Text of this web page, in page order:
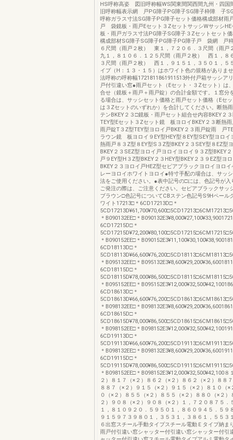
HS呼称高姿 図旧呼称幅WS関東間関西間九州・四国
旧呼称幅表示網 戸PG障子PG障子SG障子枠障 子
呼称ガラス寸法SG障子PG障子セット価格構成部材雨
戸 袋鏡板・雨戸Eセット３ZセットサッシWサッシHE
板・雨戸ガラス寸法PG障子SG障子３Zセットセット
構成部材SG障子SG障子PG障子PG障子戸 袋網 戸
６尺間（雨戸２枚） 東１，７２０６．３尺間（雨戸
九１，８１０６．１２５尺間（雨戸２枚） 西１，８
３尺間（雨戸２枚） 西１，９１５１，３５０１，５
イプ（H：１３・１５）はホワイト色の規格がありま
法呼称の呼称幅1721811861911513外付戸箱サッシア
戸付引違い窓●雨戸セット（Eセット・３Zセット）は
合せ（鏡板＋雨戸＋雨戸錠）の合計金額です。１窓分
る場合は、サッシセット価格と雨戸セット価格（Eセッ
は３Zセットのいずれか）を合計してください。断熱
テンBKEY２３□鏡板・雨戸セット組合せ内容BKEY２
TEY型Eセット３Zセット鏡 板ヨロイBKEY２３断熱
雨戸錠T３Z型TEY型ヨロイ戸BKEY２３雨戸錠雨 戸
ラウン鏡 板ヨロイ９EY型HEY型８EY型SEY型ヨロイ
熱雨戸８３Z型８EY型S３Z型BKEY２３SEY型８EZ型
BKEY２３SEZ型ヨロイ戸ヨロイヨロイ９３Z型BKEY
戸９EY型H３Z型BKEY２３HEY型BKEY２３９EZ型ヨ
BKEY２３ヨロイ戸HEZ型セピアブラックヨロイヨロ
レーヨロイホワイトヨロイ●特寸手配の場合は、サッ
法をご使用ください。●表中記号の□には、色記号が入
ご発注の際は、ご注意ください。セピアブラックサッ
ブラウン□色記号についてCBステン色記号S9Hペール
ワイト17213□＊6CD17213D□＊
＊B090132EE□＊
6CD17215D□＊
＊B090152EE□＊
6CD18113D□＊
＊B095132EE□＊
6CD18115D□＊
＊B095152EE□＊
6CD18613D□＊
＊B098132EE□＊
6CD18615D□＊
＊B098152EE□＊
6CD19113D□＊
＊B098132EE□＊
6CD19115D□＊
＊B098152EE□＊B098152E3¥12,000¥32,500¥42,100８
２）８１７（×２）８６２（×２）８６２（×２）８８７
８８７（×２）９１５（×２）９１５（×２）８１０（×
０（×２）８５５（×２）８５５（×２）８８０（×２）
２）９０８（×２）９０８（×２）１，７２０８７５．
１，８１０９２０．５９５０１，８６０９４５．５９
９１５９７３９８０１，３５３１，３８６１，５５３
６出窓スチール手動タイプスチール電動Ｅタイプ納ま
雨戸付引違い窓シャッター付引違い窓シャッター付引